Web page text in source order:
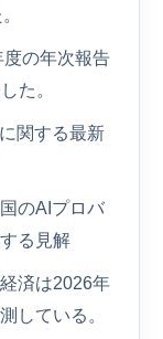
の年次報告
た。
関する最新
のAIプロバ
る見解
済は2026年
している。